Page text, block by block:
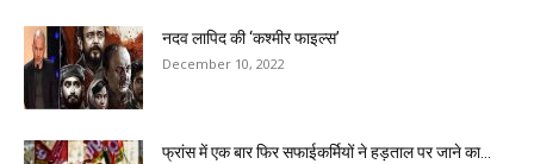
नदव लापिद की ‘कश्मीर फाइल्स’
December 10, 2022
फ्रांस में एक बार फिर सफाईकर्मियों ने हड़ताल पर जाने का...